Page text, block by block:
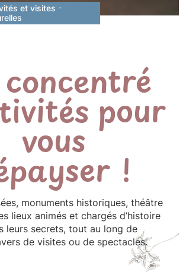
et visites -
pour
vous
!
monuments historiques, théâtre
lieux animés et chargés d’histoire
leurs secrets, tout au long de
de visites ou de spectacles.